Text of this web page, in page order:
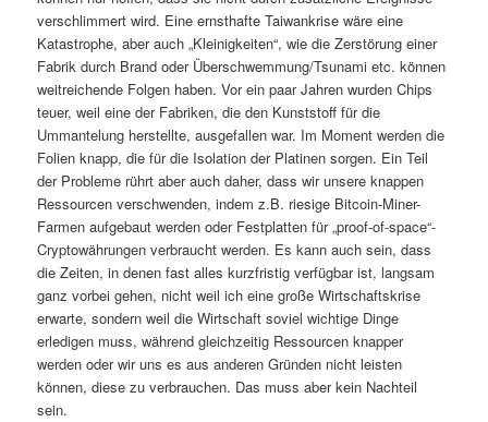
verschlimmert wird. Eine ernsthafte Taiwankrise wäre eine
Katastrophe, aber auch „Kleinigkeiten“, wie die Zerstörung einer
Fabrik durch Brand oder Überschwemmung/Tsunami etc. können
weitreichende Folgen haben. Vor ein paar Jahren wurden Chips
teuer, weil eine der Fabriken, die den Kunststoff für die
Ummantelung herstellte, ausgefallen war. Im Moment werden die
Folien knapp, die für die Isolation der Platinen sorgen. Ein Teil
der Probleme rührt aber auch daher, dass wir unsere knappen
Ressourcen verschwenden, indem z.B. riesige Bitcoin-Miner-
Farmen aufgebaut werden oder Festplatten für „proof-of-space“-
Cryptowährungen verbraucht werden. Es kann auch sein, dass
die Zeiten, in denen fast alles kurzfristig verfügbar ist, langsam
ganz vorbei gehen, nicht weil ich eine große Wirtschaftskrise
erwarte, sondern weil die Wirtschaft soviel wichtige Dinge
erledigen muss, während gleichzeitig Ressourcen knapper
werden oder wir uns es aus anderen Gründen nicht leisten
können, diese zu verbrauchen. Das muss aber kein Nachteil
sein.